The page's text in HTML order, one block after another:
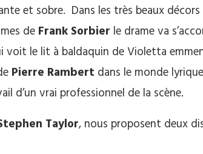
et sobre. Dans les très beaux décors
deFrank Sorbier le drame va
voit le lit à baldaquin de Violetta
Pierre Rambert dans le monde
d’un vrai professionnel de la scène.
Taylor, nous proposent deux